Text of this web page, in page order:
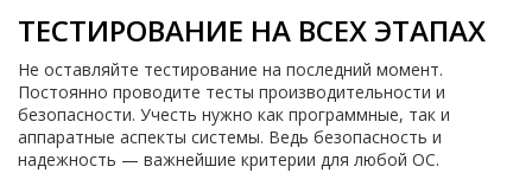
ТЕСТИРОВАНИЕ НА ВСЕХ ЭТАПАХ
Не оставляйте тестирование на последний момент.
Постоянно проводите тесты производительности и
безопасности. Учесть нужно как программные, так и
аппаратные аспекты системы. Ведь безопасность и
надежность — важнейшие критерии для любой ОС.